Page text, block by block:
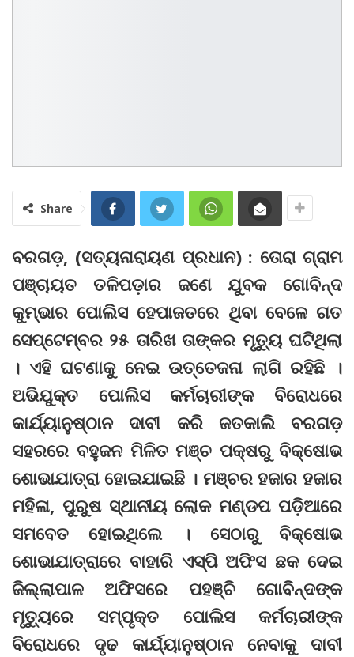
Share
ବରଗଡ଼, (ସତ୍ୟନାରାୟଣ ପ୍ରଧାନ) : ତୋରା ଗ୍ରାମ
ପଞ୍ଚାୟତ ତଳିପଡ଼ାର ଜଣେ ଯୁବକ ଗୋବିନ୍ଦ
କୁମ୍ଭାର ପୋଲିସ ହେପାଜତରେ ଥିବା ବେଳେ ଗତ
ସେପ୍ଟେମ୍ବର ୨୫ ତାରିଖ ତାଙ୍କର ମୃତ୍ୟୁ ଘଟିଥିଲା
। ଏହି ଘଟଣାକୁ ନେଇ ଉତ୍ତେଜନା ଲାଗି ରହିଛି ।
ଅଭିଯୁକ୍ତ ପୋଲିସ କର୍ମଚାରୀଙ୍କ ବିରୋଧରେ
କାର୍ଯ୍ୟାନୁଷ୍ଠାନ ଦାବୀ କରି ଜତକାଲି ବରଗଡ଼
ସହରରେ ବହୁଜନ ମିଳିତ ମଞ୍ଚ ପକ୍ଷରୁ ବିକ୍ଷୋଭ
ଶୋଭାଯାତ୍ରା ହୋଇଯାଇଛି । ମଞ୍ଚର ହଜାର ହଜାର
ମହିଳା, ପୁରୁଷ ସ୍ଥାନୀୟ ଲୋକ ମଣ୍ଡପ ପଡ଼ିଆରେ
ସମବେତ ହୋଇଥିଲେ । ସେଠାରୁ ବିକ୍ଷୋଭ
ଶୋଭାଯାତ୍ରାରେ ବାହାରି ଏସ୍‌ପି ଅଫିସ ଛକ ଦେଇ
ଜିଲ୍ଲାପାଳ ଅଫିସରେ ପହଞ୍ଚି ଗୋବିନ୍ଦଙ୍କ
ମୃତ୍ୟୁରେ ସମ୍ପୃକ୍ତ ପୋଲିସ କର୍ମଚାରୀଙ୍କ
ବିରୋଧରେ ଦୃଢ କାର୍ଯ୍ୟାନୁଷ୍ଠାନ ନେବାକୁ ଦାବୀ